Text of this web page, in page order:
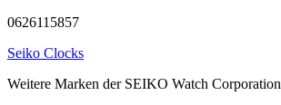
0626115857
Seiko Clocks
Weitere Marken der SEIKO Watch Corporation